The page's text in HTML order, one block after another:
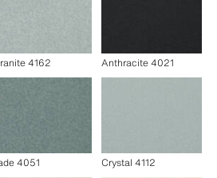
4162 Anthracite 4021
4051 Crystal 4112